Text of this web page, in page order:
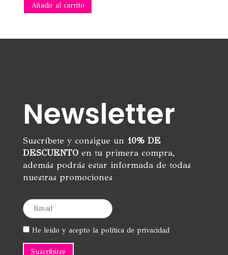
originalactual
Añadir al carrito
Newsletter
Suscríbete y consigue un 10% DE
DESCUENTOen tu primera compra,
además podrás estar informada de todas
nuestras promociones
He leído y acepto la política de privacidad